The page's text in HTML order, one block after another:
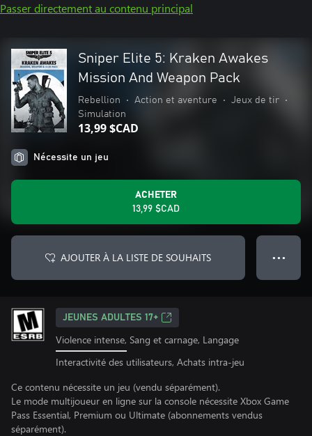
Passer directement au contenu principal
Sniper Elite 5: Kraken Awakes
Mission And Weapon Pack
Rebellion • Action et aventure • Jeux de tir
•
Simulation
13,99 $CAD
Nécessite un jeu
ACHETER
13,99 $CAD
AJOUTER À LA LISTE DE SOUHAITS ● ● ●
JEUNES ADULTES 17+
Violence intense, Sang et carnage, Langage
Interactivité des utilisateurs, Achats intra-jeu
Ce contenu nécessite un jeu (vendu séparément).
Le mode multijoueur en ligne sur la console nécessite Xbox Game
Pass Essential, Premium ou Ultimate (abonnements vendus
séparément).